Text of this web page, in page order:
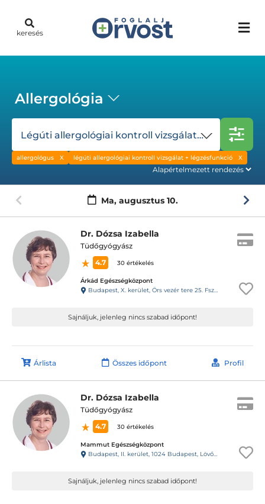
keresés
Allergológia
Légúti allergológiai kontroll vizsgálat + légzésfunkció
allergológus légúti allergológiai kontroll vizsgálat + légzésfunkció
Ma, augusztus 10.
Dr. Dózsa Izabella
Tüdőgyógyász
4.7
30 értékelés
Árkád Egészségközpont
Budapest, X. kerület, Örs vezér tere 25. Fsz.048
Sajnáljuk, jelenleg nincs szabad időpont!
Árlista Összes időpont Profil
Dr. Dózsa Izabella
Tüdőgyógyász
4.7
30 értékelés
Mammut Egészségközpont
Budapest, II. kerület, 1024 Budapest, Lövőház utca 1-5. Mammut II., 4. emelet
Sajnáljuk, jelenleg nincs szabad időpont!